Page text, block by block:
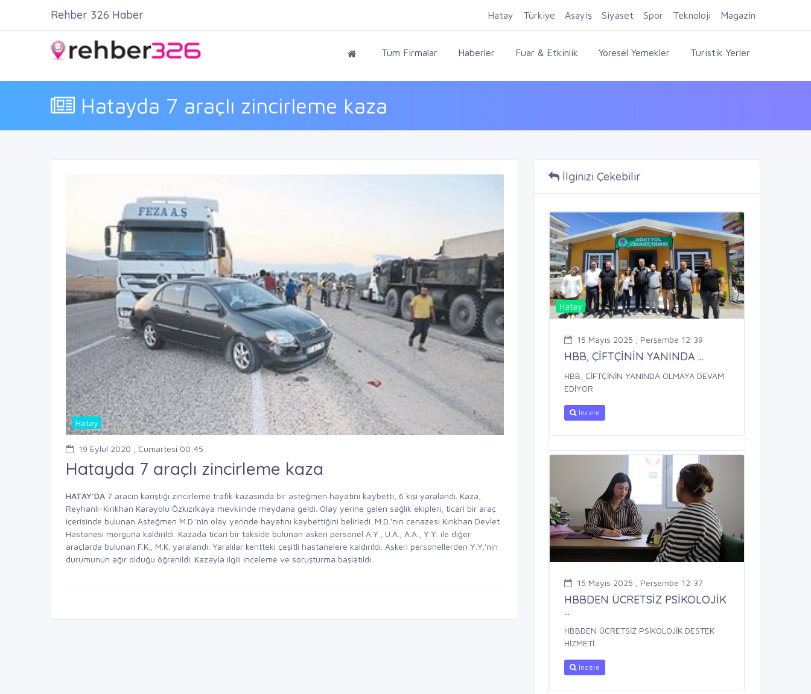
Firma Ekle Kayıt Ol Giriş Yap
Tüm Firmalar Haberler Fuar & Etkinlik Yöresel Yemekler Turistik Yerler
Hatayda 7 araçlı zincirleme kaza
Rehber 326 Haber Hatay Türkiye Asayiş Siyaset Spor Teknoloji Magazin
Hatay
19 Eylül 2020 , Cumartesi 00:45
Hatayda 7 araçlı zincirleme kaza
HATAY'DA 7 aracın karıştığı zincirleme trafik kazasında bir asteğmen hayatını kaybetti, 6 kişi yaralandı. Kaza,
Reyhanlı-Kırıkhan Karayolu Özkızılkaya mevkiinde meydana geldi. Olay yerine gelen sağlık ekipleri, ticari bir araç
içerisinde bulunan Asteğmen M.D.'nin olay yerinde hayatını kaybettiğini belirledi. M.D.'nin cenazesi Kırıkhan Devlet
Hastanesi morguna kaldırıldı. Kazada ticari bir takside bulunan askeri personel A.Y., U.A., A.A., Y.Y. ile diğer
araçlarda bulunan F.K., M.K. yaralandı. Yaralılar kentteki çeşitli hastanelere kaldırıldı. Askeri personellerden Y.Y.'nin
durumunun ağır olduğu öğrenildi. Kazayla ilgili inceleme ve soruşturma başlatıldı.
İlginizi Çekebilir
Hatay
15 Mayıs 2025 , Perşembe 12:39
HBB, ÇİFTÇİNİN YANINDA ...
HBB, ÇİFTÇİNİN YANINDA OLMAYA DEVAM
EDİYOR
İncele
15 Mayıs 2025 , Perşembe 12:37
HBBDEN ÜCRETSİZ PSİKOLOJİK
...
HBBDEN ÜCRETSİZ PSİKOLOJİK DESTEK
HİZMETİ
İncele